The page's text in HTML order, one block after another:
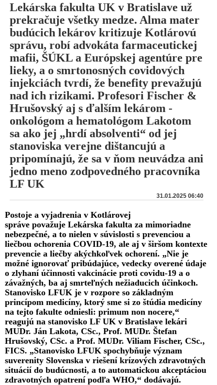
Lekárska fakulta UK v Bratislave už
prekračuje všetky medze. Alma mater
budúcich lekárov kritizuje Kotlárovú
správu, robí advokáta farmaceutickej
mafii, ŠÚKL a Európskej agentúre pre
lieky, a o smrtonosných covidových
injekciách tvrdí, že benefity prevažujú
nad ich rizikami. Profesori Fischer &
Hrušovský aj s ďalším lekárom -
onkológom a hematológom Lakotom
sa ako jej „hrdí absolventi“ od jej
stanoviska verejne dištancujú a
pripomínajú, že sa v ňom neuvádza ani
jedno meno zodpovedného pracovníka
LF UK
31.01.2025 06:40
Postoje a vyjadrenia v Kotlárovej
správe považuje Lekárska fakulta za mimoriadne
nebezpečné, a to nielen v súvislosti s prevenciou a
liečbou ochorenia COVID-19, ale aj v širšom kontexte
prevencie a liečby akýchkoľvek ochorení. „Nie je
možné ignorovať pribúdajúce, vedecky overené údaje
o zlyhaní účinnosti vakcinácie proti covidu-19 a o
závažných, ba aj smrteľných nežiaducich účinkoch.
Stanovisko LFUK je v rozpore so základným
princípom medicíny, ktorý sme si zo štúdia medicíny
na tejto fakulte odniesli: primum non nocere,“
reagujú na stanovisko LF UK v Bratislave lekári
MUDr. Ján Lakota, CSc., Prof. MUDr. Štefan
Hrušovský, CSc. a Prof. MUDr. Viliam Fischer, CSc.,
FICS. „Stanovisko LFUK spochybňuje význam
suverenity Slovenska v riešení krízových zdravotných
situácií do budúcnosti, a to automatickou akceptáciou
zdravotných opatrení podľa WHO­,“ dodávajú.